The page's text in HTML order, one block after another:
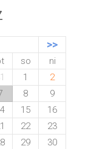
>>
so
ni
1
2
8
9
15
16
22
23
29
30